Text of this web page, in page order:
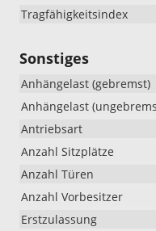
Tragfähigkeitsindex
Sonstiges
Anhängelast (gebremst)
Anhängelast
Antriebsart
Anzahl Sitzplätze
Anzahl Türen
Anzahl Vorbesitzer
Erstzulassung